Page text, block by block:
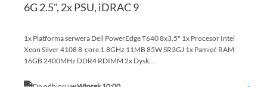
6G 2.5", 2x PSU, iDRAC 9
1x Platforma serwera Dell PowerEdge T640 8x3.5" 1x Procesor Intel
Xeon Silver 4108 8-core 1.8GHz 11MB 85W SR3GJ 1x Pamięć RAM
16GB 2400MHz DDR4 RDIMM 2x Dysk...